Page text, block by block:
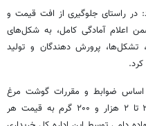
در راستای جلوگیری از افت قیمت و
اعلام آمادگی کامل، به شکل‌های
پرورش دهندگان و تولید
اساس ضوابط و مقررات گوشت مرغ
منجمد کارتنی با میانگین وزنی هزار و ۲۰۰ تا ۲ هزار و ۲۰۰ گرم به قیمت هر